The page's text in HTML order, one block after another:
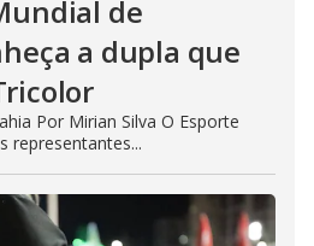
de
a dupla que
Por Mirian Silva O Esporte
representantes...